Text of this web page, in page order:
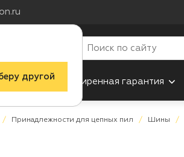
другой
Новинки Расширенная гарантия
Принадлежности для цепных пил Шины